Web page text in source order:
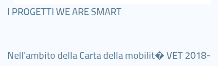
I PROGETTI WE ARE SMART
Nell'ambito della Carta della mobilit� VET 2018-